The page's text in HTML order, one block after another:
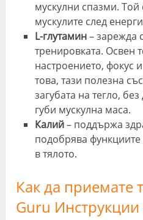
мускулни спазми. Той
мускулите след
L-глутамин– зарежда
тренировката. Освен
настроението, фокус
това, тази полезна
загубата на тегло,
губи мускулна маса.
Калий– поддържа
подобрява функциите
в тялото.
Как да приемате
Guru Инструкции